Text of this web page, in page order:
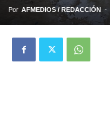
Por AFMEDIOS / REDACCIÓN -